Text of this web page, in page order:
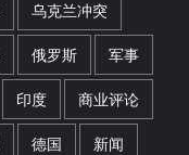
乌克兰冲突
俄罗斯 军事
印度 商业评论
德国 新闻